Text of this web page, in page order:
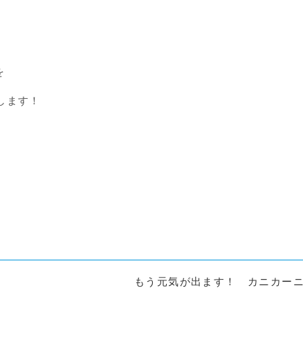
す！
もう元気が出ます！ カニカー